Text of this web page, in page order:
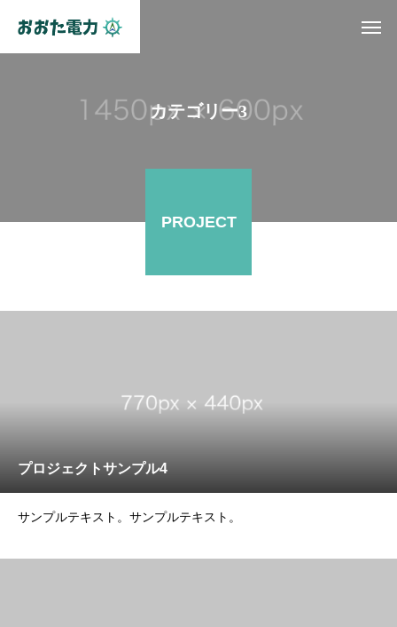
カテゴリー3
PROJECT
プロジェクトサンプル4
サンプルテキスト。サンプルテキスト。